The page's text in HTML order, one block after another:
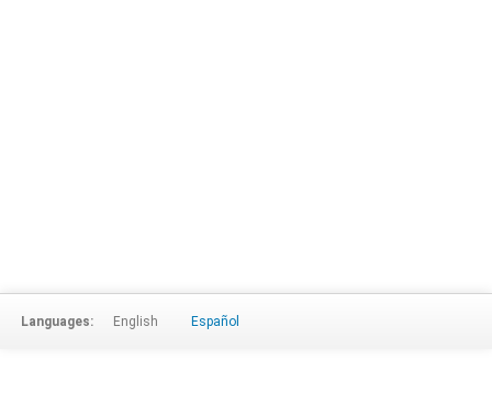
Languages: English Español